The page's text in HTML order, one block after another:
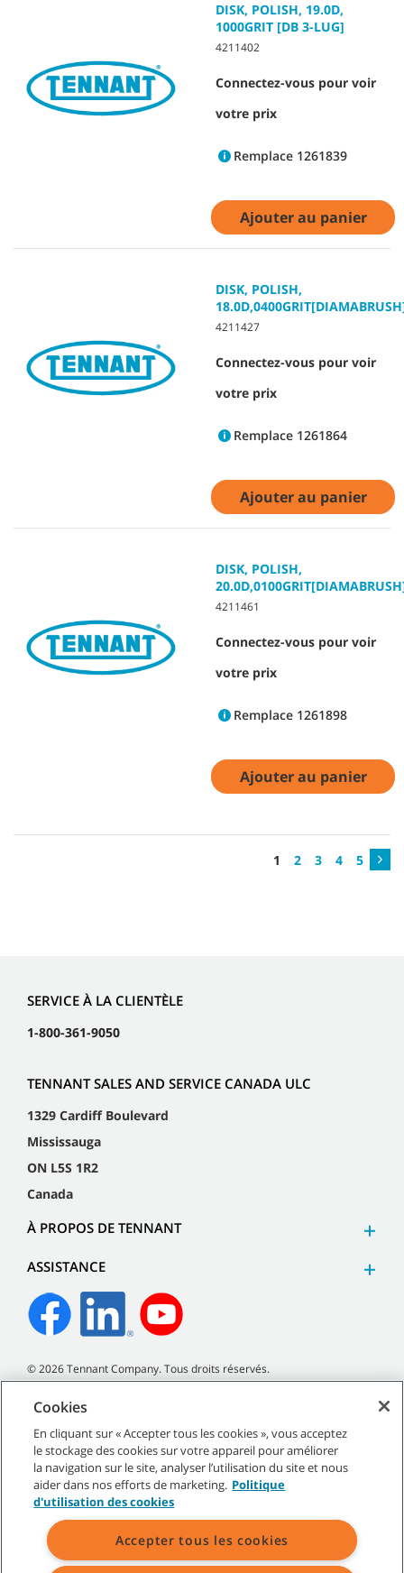
DISK, POLISH, 19.0D,
1000GRIT [DB 3-LUG]
4211402
Connectez-vous pour voir
votre prix
Remplace 1261839
Ajouter au panier
DISK, POLISH,
4211427
Connectez-vous pour voir
votre prix
Remplace 1261864
Ajouter au panier
DISK, POLISH,
4211461
Connectez-vous pour voir
votre prix
Remplace 1261898
Ajouter au panier
1 2 3 4 5
SERVICE À LA CLIENTÈLE
1-800-361-9050
TENNANT SALES AND SERVICE CANADA ULC
1329 Cardiff Boulevard
Mississauga
ON L5S 1R2
Canada
À PROPOS DE TENNANT
ASSISTANCE
©2026Tennant Company. Tous droits réservés.
Plan du site|Politiques générales|Conditions d’utilisation
Conditions de vente
Toutes les marques et logos Tennant indiqués sont la propriété de
Cookies
En cliquant sur « Accepter tous les cookies », vous acceptez
le stockage des cookies sur votre appareil pour améliorer
la navigation sur le site, analyser l’utilisation du site et nous
aider dans nos efforts de marketing. Politique
d'utilisation des cookies
Accepter tous les cookies